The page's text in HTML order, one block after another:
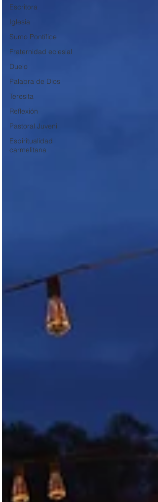
Escritora
Iglesia
Sumo Pontífice
Fraternidad eclesial
Duelo
Palabra de Dios
Teresita
Reflexión
Pastoral Juvenil
Espiritualidad
carmelitana